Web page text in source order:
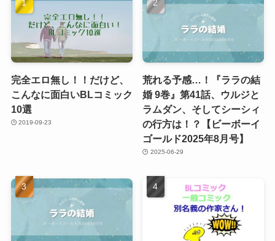
完全エロ無し！！だけど、
こんなに面白いBLコミック
10選
2019-09-23
荒れる予感…！『ララの結
婚 9巻』第41話、ウルジと
ラムダン、そしてシーシィ
の行方は！？【ビーボーイ
ゴールド2025年8月号】
2025-06-29